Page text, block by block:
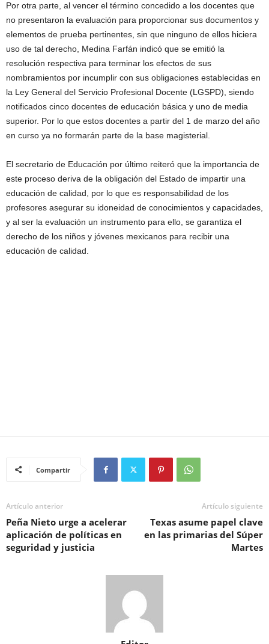
Por otra parte, al vencer el término concedido a los docentes que
no presentaron la evaluación para proporcionar sus documentos y
elementos de prueba pertinentes, sin que ninguno de ellos hiciera
uso de tal derecho, Medina Farfán indicó que se emitió la
resolución respectiva para terminar los efectos de sus
nombramientos por incumplir con sus obligaciones establecidas en
la Ley General del Servicio Profesional Docente (LGSPD), siendo
notificados cinco docentes de educación básica y uno de media
superior. Por lo que estos docentes a partir del 1 de marzo del año
en curso ya no formarán parte de la base magisterial.
El secretario de Educación por último reiteró que la importancia de
este proceso deriva de la obligación del Estado de impartir una
educación de calidad, por lo que es responsabilidad de los
profesores asegurar su idoneidad de conocimientos y capacidades,
y al ser la evaluación un instrumento para ello, se garantiza el
derecho de los niños y jóvenes mexicanos para recibir una
educación de calidad.
Compartir
Artículo anterior
Peña Nieto urge a acelerar
aplicación de políticas en
seguridad y justicia
Artículo siguiente
Texas asume papel clave
en las primarias del Súper
Martes